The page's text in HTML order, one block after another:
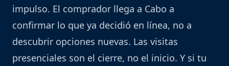
impulso. El comprador llega a Cabo a
confirmar lo que ya decidió en línea, no a
descubrir opciones nuevas. Las visitas
presenciales son el cierre, no el inicio. Y si tu